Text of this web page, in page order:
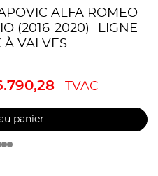
ALFA ROMEO
(2016-2020)- LIGNE
À VALVES
TVAC
panier